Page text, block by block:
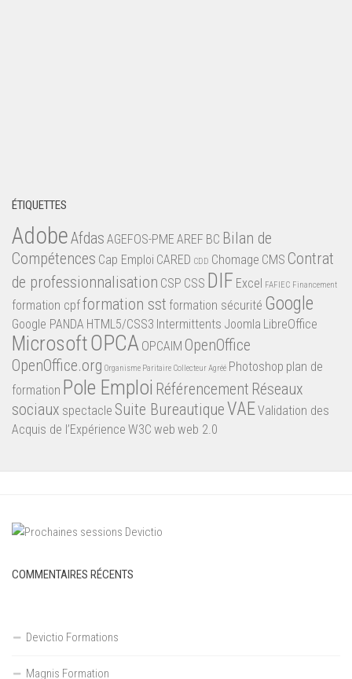
ÉTIQUETTES
AdobeAfdas AGEFOS-PME AREF BC Bilan de
Compétences Cap Emploi CARED CDD Chomage CMS Contrat
de professionnalisation CSP CSS DIF Excel FAFIEC Financement
formation cpfformation sst formation sécurité Google
Google PANDA HTML5/CSS3 Intermittents Joomla LibreOffice
MicrosoftOPCA OPCAIM OpenOffice
OpenOffice.org Organisme Paritaire Collecteur Agréé Photoshop plan de
formation Pole Emploi Référencement Réseaux
sociaux spectacle Suite BureautiqueVAEValidation des
Acquis de l’Expérience W3C web web 2.0
COMMENTAIRES RÉCENTS
Devictio Formations
Magnis Formation